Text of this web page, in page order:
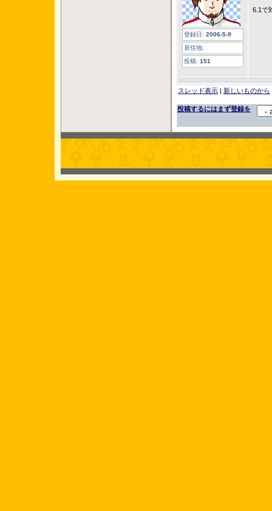
登録日: 2006-5-9
居住地:
投稿: 151
6.1で
スレッド表示 | 新しいものから
投稿するにはまず登録を